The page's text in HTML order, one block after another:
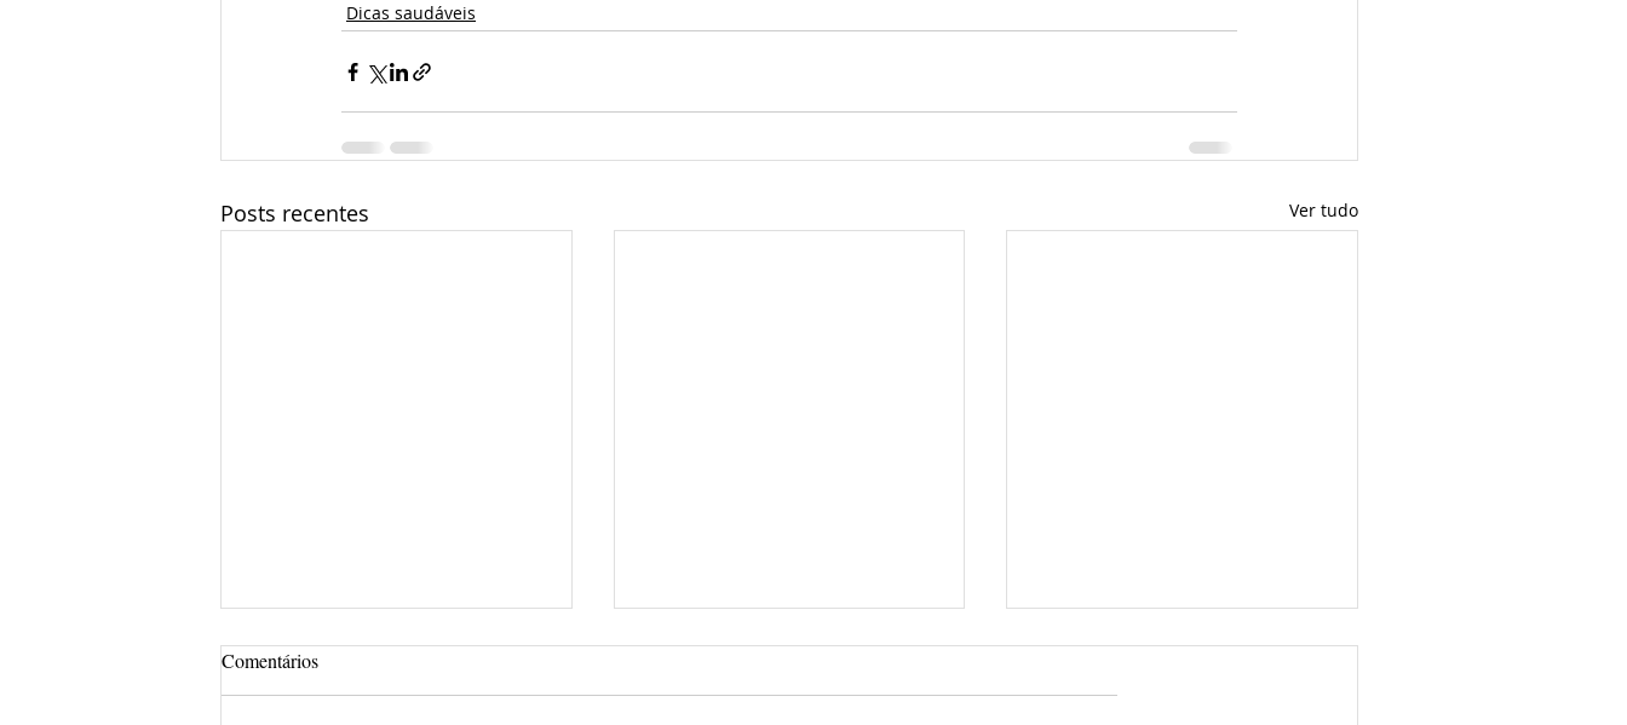
Dicas saudáveis
Posts recentes Ver tudo
Comentários